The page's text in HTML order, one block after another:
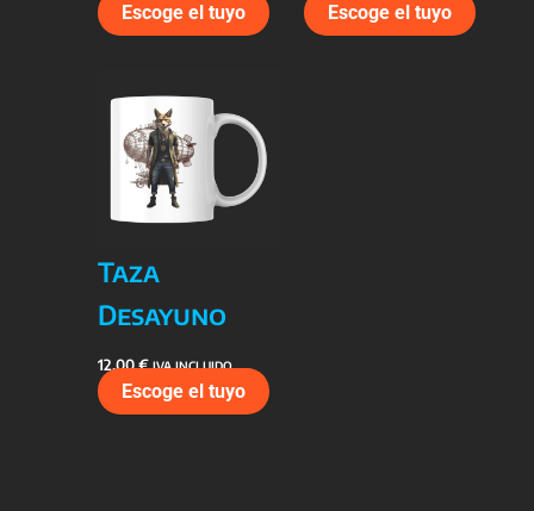
Escoge el tuyo Escoge el tuyo
Taza
Desayuno
12,00€ IVA INCLUIDO
Escoge el tuyo